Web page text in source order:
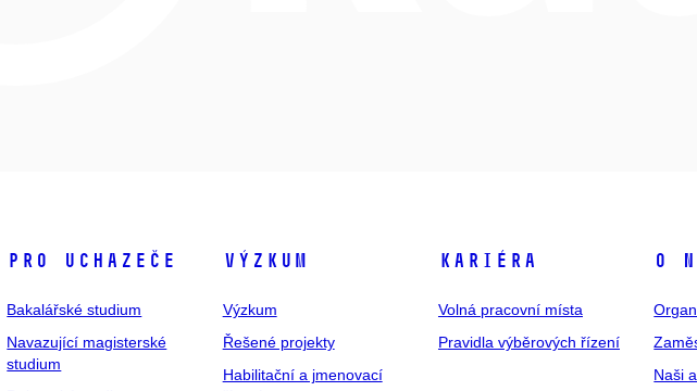
Pro uchazeče
Bakalářské studium
Navazující magisterské
studium
Výzkum
Výzkum
Řešené projekty
Habilitační a jmenovací
Kariéra
Volná pracovní místa
Pravidla výběrových řízení
O
Naši